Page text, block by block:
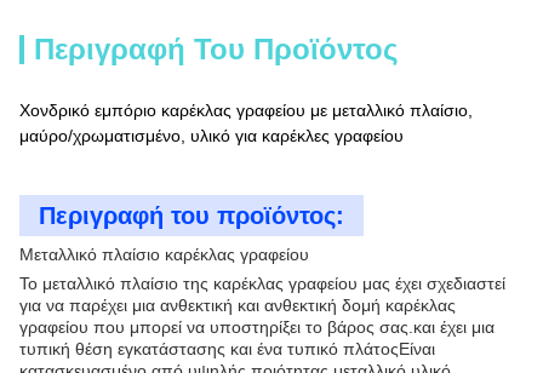
Περιγραφή Του Προϊόντος
Χονδρικό εμπόριο καρέκλας γραφείου με μεταλλικό πλαίσιο,
μαύρο/χρωματισμένο, υλικό για καρέκλες γραφείου
Περιγραφή του προϊόντος:
Μεταλλικό πλαίσιο καρέκλας γραφείου
Το μεταλλικό πλαίσιο της καρέκλας γραφείου μας έχει σχεδιαστεί
για να παρέχει μια ανθεκτική και ανθεκτική δομή καρέκλας
γραφείου που μπορεί να υποστηρίξει το βάρος σας.και έχει μια
τυπική θέση εγκατάστασης και ένα τυπικό πλάτοςΕίναι